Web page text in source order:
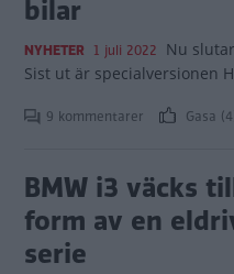
bilar
NYHETER 1 juli 2022 Nu
Sist ut är specialversionen
9 kommentarer Gasa
BMW i3 väcks
form av en
serie